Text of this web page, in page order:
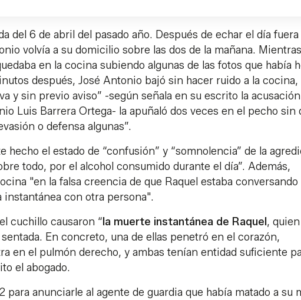
del 6 de abril del pasado año. Después de echar el día
volvía a su domicilio sobre las dos de la mañana.
en la cocina subiendo algunas de las fotos que había
después, José Antonio bajó sin hacer ruido a la cocina,
y sin previo aviso” -según señala en su escrito la acusación
Luis Barrera Ortega- la apuñaló dos veces en el pecho sin
o defensa algunas”.
hecho el estado de “confusión” y “somnolencia” de la
todo, por el alcohol consumido durante el día”. Además,
"en la falsa creencia de que Raquel estaba conversando
con otra persona".
cuchillo causaron “la muerte instantánea de Raquel,
En concreto, una de ellas penetró en el corazón,
en el pulmón derecho, y ambas tenían entidad suficiente
el abogado.
anunciarle al agente de guardia que había matado a su